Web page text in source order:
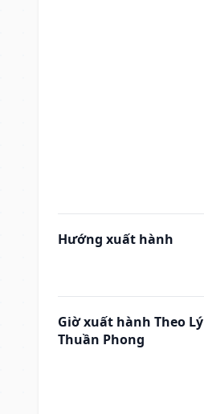
Hướng xuất hành
Giờ xuất hành Theo Lý
Thuần Phong